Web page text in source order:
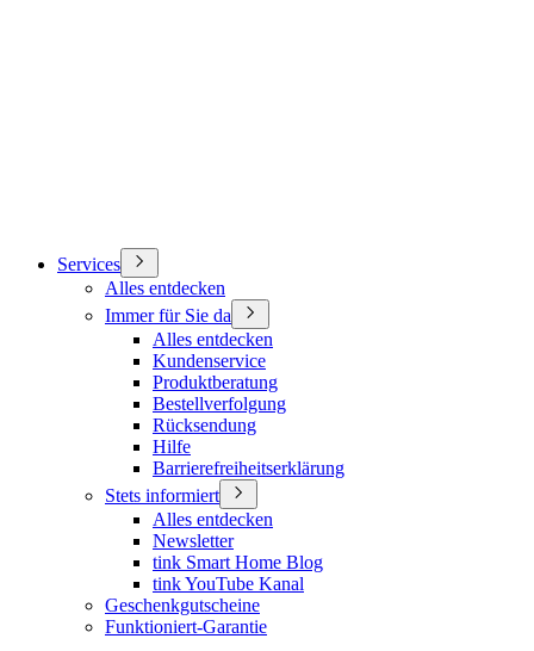
Services
Alles entdecken
Immer für Sie da
Alles entdecken
Kundenservice
Produktberatung
Bestellverfolgung
Rücksendung
Hilfe
Barrierefreiheitserklärung
Stets informiert
Alles entdecken
Newsletter
tink Smart Home Blog
tink YouTube Kanal
Geschenkgutscheine
Funktioniert-Garantie